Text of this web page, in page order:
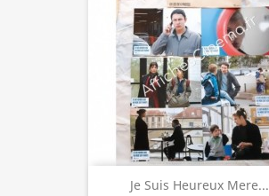
Je Suis Heureux Mere...